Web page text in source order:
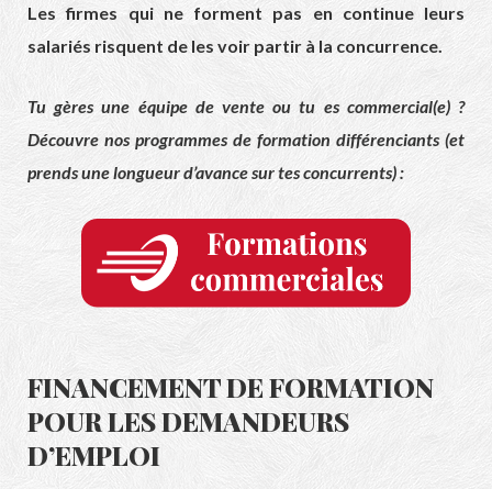
Les firmes qui ne forment pas en continue leurs
salariés risquent de les voir partir à la concurrence.
Tu gères une équipe de vente ou tu es commercial(e) ?
Découvre nos programmes de formation différenciants (et
prends une longueur d’avance sur tes concurrents) :
FINANCEMENT DE FORMATION
POUR LES DEMANDEURS
D’EMPLOI